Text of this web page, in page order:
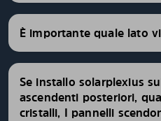
È importante quale lato
Se installo solarplexius
ascendenti posteriori,
cristalli, I pannelli